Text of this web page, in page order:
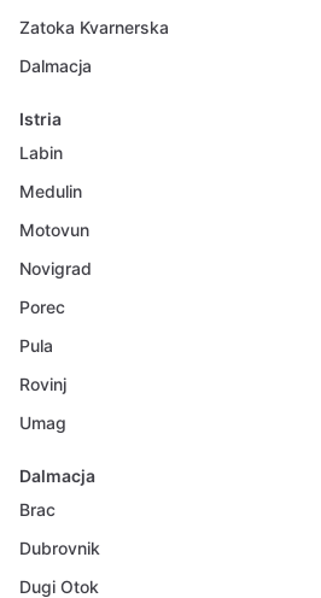
Zatoka Kvarnerska
Dalmacja
Istria
Labin
Medulin
Motovun
Novigrad
Porec
Pula
Rovinj
Umag
Dalmacja
Brac
Dubrovnik
Dugi Otok